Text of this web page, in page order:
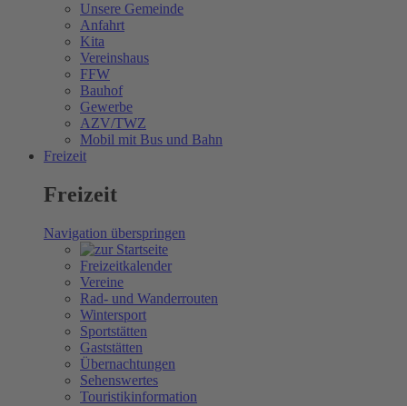
Unsere Gemeinde
Anfahrt
Kita
Vereinshaus
FFW
Bauhof
Gewerbe
AZV/TWZ
Mobil mit Bus und Bahn
Freizeit
Freizeit
Navigation überspringen
Freizeitkalender
Vereine
Rad- und Wanderrouten
Wintersport
Sportstätten
Gaststätten
Übernachtungen
Sehenswertes
Touristikinformation